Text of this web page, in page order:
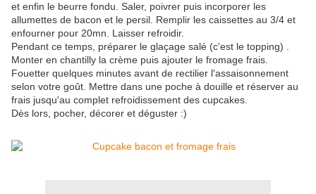
et enfin le beurre fondu. Saler, poivrer puis incorporer les
allumettes de bacon et le persil. Remplir les caissettes au 3/4 et
enfourner pour 20mn. Laisser refroidir.
Pendant ce temps, préparer le glaçage salé (c'est le topping) .
Monter en chantilly la crème puis ajouter le fromage frais.
Fouetter quelques minutes avant de rectilier l'assaisonnement
selon votre goût. Mettre dans une poche à douille et réserver au
frais jusqu'au complet refroidissement des cupcakes.
Dès lors, pocher, décorer et déguster :)